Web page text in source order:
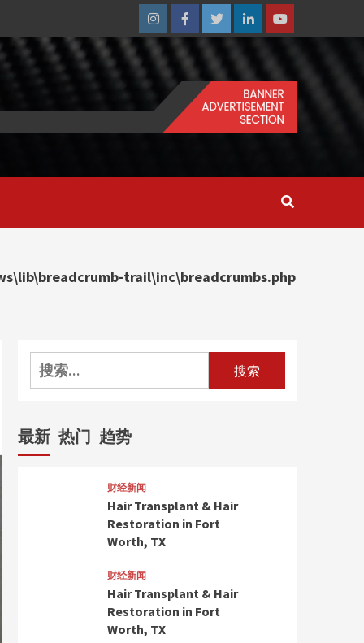
InstagramFacebookTwitterLinkedinYoutube
trail\inc\breadcrumbs.php
搜
索：
最新 热门 趋势
财经新闻
Hair Transplant & Hair
Restoration in Fort
Worth, TX
财经新闻
Hair Transplant & Hair
Restoration in Fort
Worth, TX